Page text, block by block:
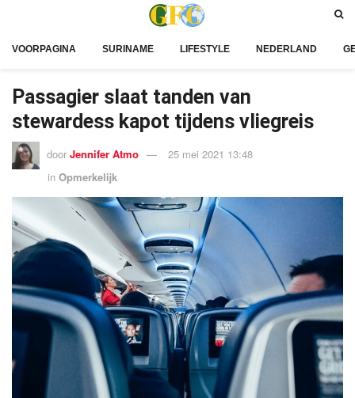
VOORPAGINA SURINAME LIFESTYLE NEDERLAND
Passagier slaat tanden van
stewardess kapot tijdens vliegreis
door Jennifer Atmo
25 mei 2021 13:48
in Opmerkelijk